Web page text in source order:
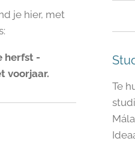
je hier, met
herfst -
voorjaar.
Te